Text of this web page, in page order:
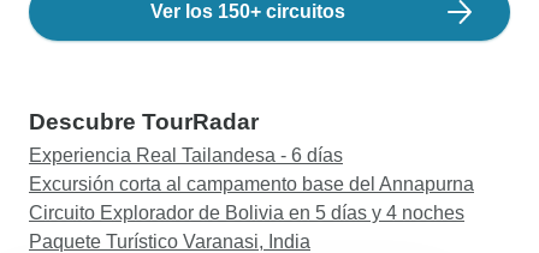
Ver los 150+ circuitos
Descubre TourRadar
Experiencia Real Tailandesa - 6 días
Excursión corta al campamento base del Annapurna
Circuito Explorador de Bolivia en 5 días y 4 noches
Paquete Turístico Varanasi, India